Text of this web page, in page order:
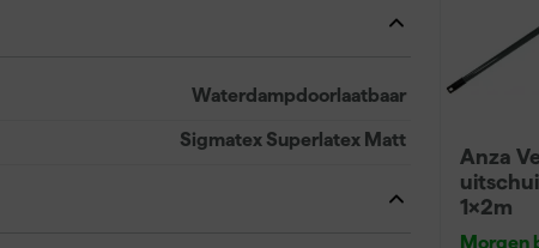
Waterdampdoorlaatbaar
Sigmatex Superlatex Matt
Anza
1x2m
Morgen